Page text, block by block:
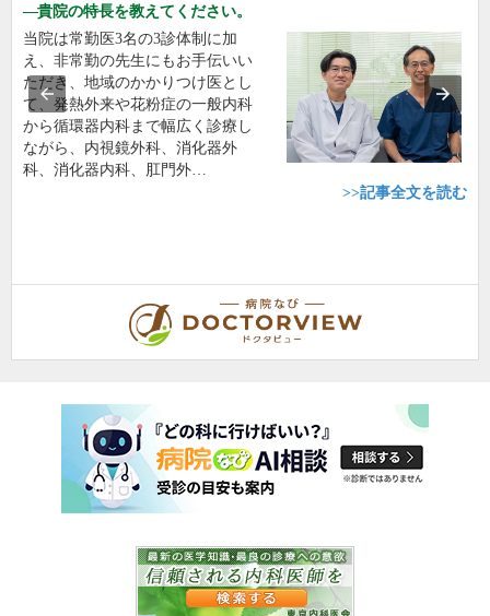
貴院の特長を教えてください。
当院は常勤医3名の3診体制に加
え、非常勤の先生にもお手伝いい
ただき、地域のかかりつけ医とし
て、発熱外来や花粉症の一般内科
から循環器内科まで幅広く診療し
ながら、内視鏡外科、消化器外
科、消化器内科、肛門外…
>>記事全文を読む